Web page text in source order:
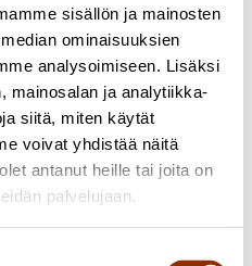
sisällön ja mainosten
ominaisuuksien
analysoimiseen. Lisäksi
mainosalan ja analytiikka-
siitä, miten käytät
voivat yhdistää näitä
antanut heille tai joita on
palvelujaan.
selvityksen kulttuurituottajien
Selvitys pohjautuu
ruotsinkieliseen
sekä tarpeeseen varmistaa
myös tilanteessa, jossa
ei enää tarjota. Selvityksen
kulttuurituottajia on
ovat sijoittuneet työelämään
työelämässä tällä
tarkastellaan erilaisia
sekä sitä, miten oppiminen ja
turvata ruotsinkielisessä